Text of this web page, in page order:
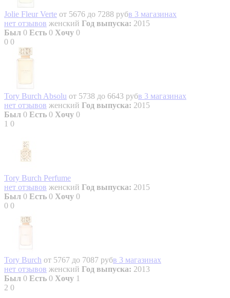
Jolie Fleur Verte от 5676 до 7288 рубв 3 магазинах
нет отзывов женский Год выпуска: 2015
Был 0 Есть 0 Хочу 0
0 0
Tory Burch Absolu от 5738 до 6643 рубв 3 магазинах
нет отзывов женский Год выпуска: 2015
Был 0 Есть 0 Хочу 0
1 0
Tory Burch Perfume
нет отзывов женский Год выпуска: 2015
Был 0 Есть 0 Хочу 0
0 0
Tory Burch от 5767 до 7087 рубв 3 магазинах
нет отзывов женский Год выпуска: 2013
Был 0 Есть 0 Хочу 1
2 0